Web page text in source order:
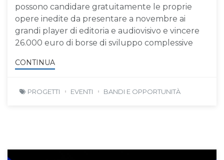
possono candidare gratuitamente le proprie
opere inedite da presentare a novembre ai
grandi player di editoria e audiovisivo e vincere
26.000 euro di borse di sviluppo complessive
CONTINUA
PROGETTI EVENTI BANDI E OPPORTUNITÀ